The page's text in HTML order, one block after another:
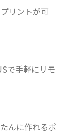
リントが可
で手軽にリモ
んに作れるポ